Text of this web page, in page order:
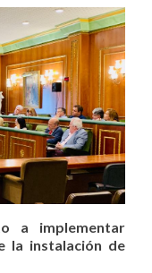
a implementar
la instalación de